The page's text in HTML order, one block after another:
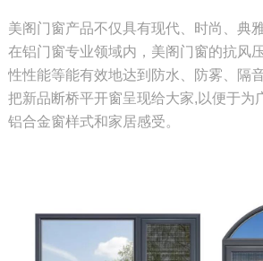
美阁门窗产品不仅具有现代、时尚、典
在铝门窗专业领域内，美阁门窗的抗风
性性能等能有效地达到防水、防雾、隔
把新品断桥平开窗呈现给大家, 以便于为
铝合金窗样式和家居感受。